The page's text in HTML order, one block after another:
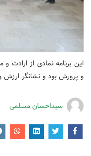
این برنامه نمادی از
و پرورش بود و نشانگر ارزش
سیداحسان مسلمی